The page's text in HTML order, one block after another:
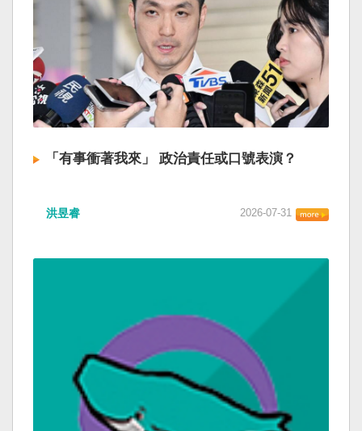
「有事衝著我來」 政治責任或口號表演？
洪昱睿 2026-07-31